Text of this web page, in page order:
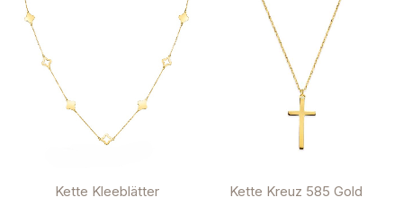
Kette Kleeblätter
Kette Kreuz 585 Gold